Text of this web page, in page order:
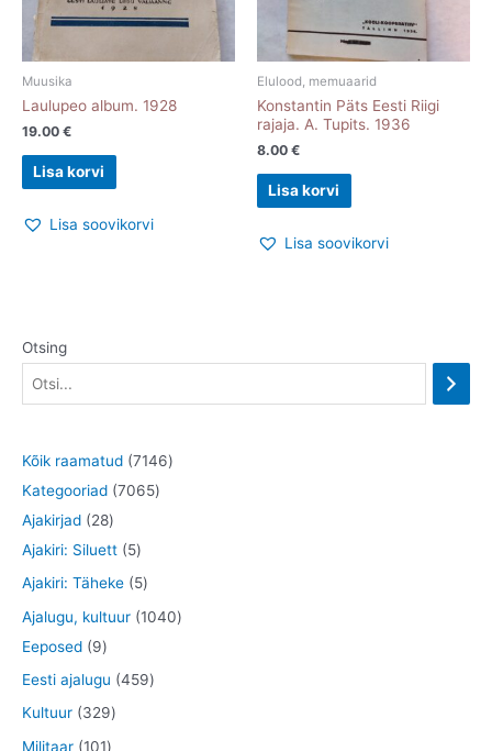
Muusika
Laulupeo album. 1928
19.00 €
Lisa korvi
Lisa soovikorvi
Elulood, memuaarid
Konstantin Päts Eesti Riigi
rajaja. A. Tupits. 1936
8.00 €
Lisa korvi
Lisa soovikorvi
Otsing
Kõik raamatud 71467
o
Kategooriad 70657
Ajakirjad 282
8
t
Ajakiri: Siluett 55
t
o
Ajakiri: Täheke 55
t
o
Ajalugu, kultuur 10401
Eeposed 99
t
o
Eesti ajalugu 4594
Kultuur 3293
2
Militaar 1011